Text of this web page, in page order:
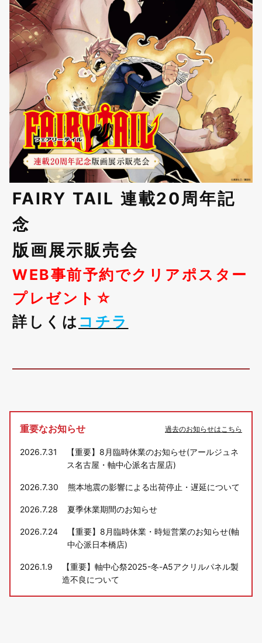
FAIRY TAIL 連載20周年記
念
版画展示販売会
WEB事前予約でクリアポスター
プレゼント☆
詳しくは コチラ
重要なお知らせ 過去のお知らせはこちら
2026.7.31
【重要】8月臨時休業のお知らせ(アールジュネ
ス名古屋・軸中心派名古屋店)
2026.7.30 熊本地震の影響による出荷停止・遅延について
2026.7.28 夏季休業期間のお知らせ
2026.7.24
【重要】8月臨時休業・時短営業のお知らせ(軸
中心派日本橋店)
2026.1.9
【重要】軸中心祭2025-冬-A5アクリルパネル製
造不良について